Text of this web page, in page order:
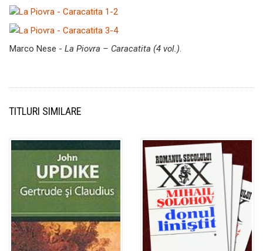
Marco Nese - La Piovra – Caracatita (4 vol.).
TITLURI SIMILARE